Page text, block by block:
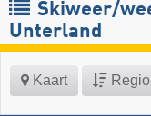
Skiweer/
Unterland
Kaart